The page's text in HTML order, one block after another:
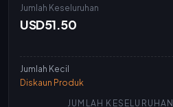
Jumlah Keseluruhan
USD51.50
Jumlah Kecil
Diskaun Produk
JUMLAH KESELURUHAN